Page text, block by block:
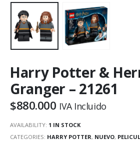
Harry Potter &
Granger – 21261
$880.000 IVA Incluido
AVAILABILITY: 1 IN STOCK
CATEGORIES: HARRY POTTER, NUEVO,